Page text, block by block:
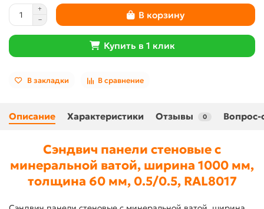
В корзину
Купить в 1 клик
В закладки В сравнение
Описание Характеристики Отзывы 0 Вопрос-
Сэндвич панели стеновые с
минеральной ватой, ширина 1000 мм,
толщина 60 мм, 0.5/0.5, RAL8017